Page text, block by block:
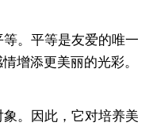
。平等是友爱的唯一
增添更美丽的光彩。
。因此，它对培养美